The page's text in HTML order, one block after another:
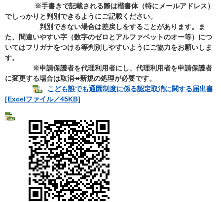
※手書きで記載される際は楷書体（特にメールアドレス）
でしっかりと判別できるようにご記載ください。
判別できない場合は差戻しをすることがあります。ま
た、間違いやすい字（数字のゼロとアルファベットのオー等）につ
いてはフリガナをつける等判別しやすいようにご協力をお願いしま
す。
※申請保護者を代理利用者にし、代理利用者を申請保護者
に変更する場合は取消↠新規の処理が必要です。
こども誰でも通園制度に係る認定取消に関する届出書
[Excelファイル／45KB]